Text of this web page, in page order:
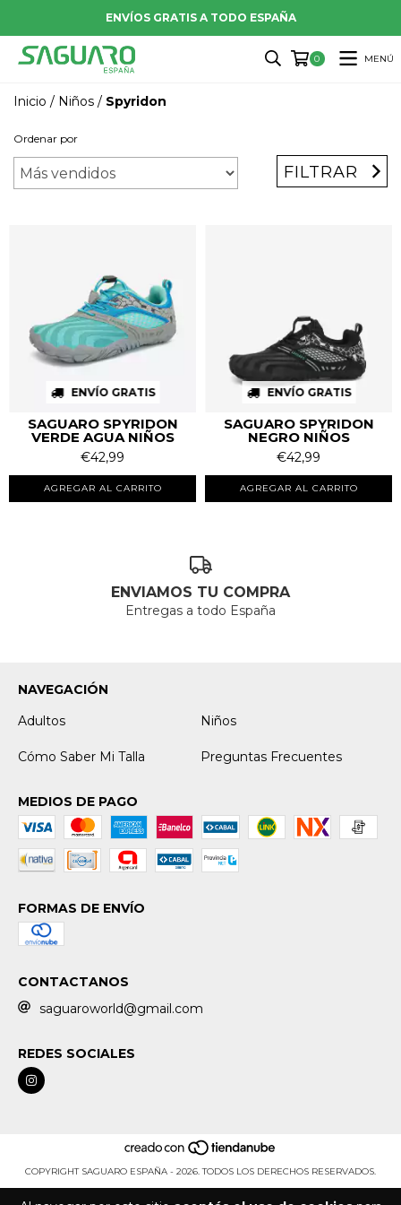
ENVÍOS GRATIS A TODO ESPAÑA
0 MENÚ
Inicio / Niños / Spyridon
Ordenar por
FILTRAR
ENVÍO GRATIS
SAGUARO SPYRIDON
VERDE AGUA NIÑOS
€42,99
AGREGAR AL CARRITO
ENVÍO GRATIS
SAGUARO SPYRIDON
NEGRO NIÑOS
€42,99
AGREGAR AL CARRITO
ENVIAMOS TU COMPRA
Entregas a todo España
NAVEGACIÓN
Adultos
Niños
Cómo Saber Mi Talla Preguntas Frecuentes
MEDIOS DE PAGO
FORMAS DE ENVÍO
CONTACTANOS
saguaroworld@gmail.com
REDES SOCIALES
COPYRIGHT SAGUARO ESPAÑA - 2026. TODOS LOS DERECHOS RESERVADOS.